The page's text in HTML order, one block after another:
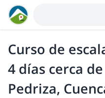
Curso de
4 días cerca
Pedriza,